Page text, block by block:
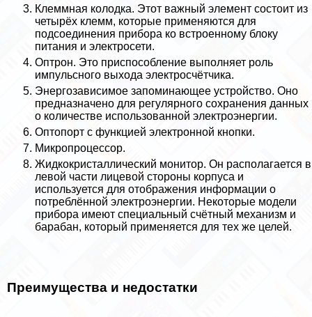
Клеммная колодка. Этот важный элемент состоит из
четырёх клемм, которые применяются для
подсоединения прибора ко встроенному блоку
питания и электросети.
Оптрон. Это приспособление выполняет роль
импульсного выхода электросчётчика.
Энергозависимое запоминающее устройство. Оно
предназначено для регулярного сохранения данных
о количестве использованной электроэнергии.
Оптопорт с функцией электронной кнопки.
Микропроцессор.
Жидкокристаллический монитор. Он располагается в
левой части лицевой стороны корпуса и
используется для отображения информации о
потрeблённой электроэнергии. Некоторые модели
прибора имеют специальный счётный механизм и
баpaбан, который применяется для тех же целей.
Преимущества и недостатки